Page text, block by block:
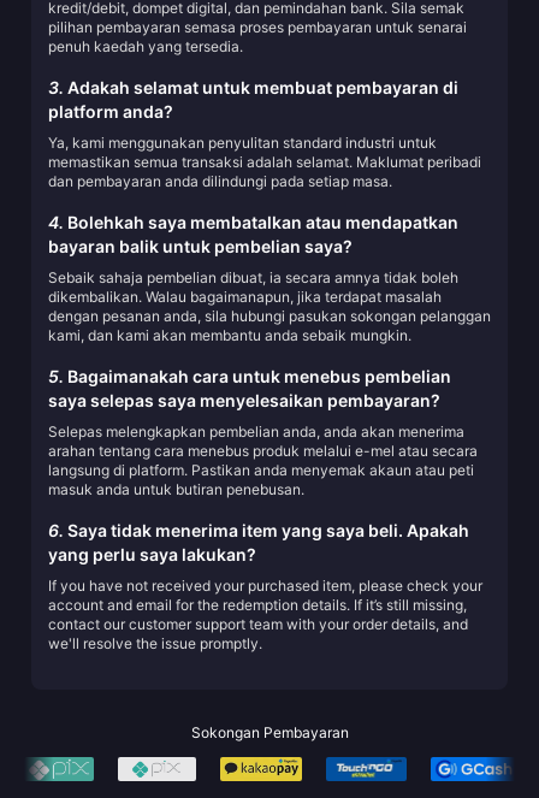
kredit/debit, dompet digital, dan pemindahan bank. Sila semak
pilihan pembayaran semasa proses pembayaran untuk senarai
penuh kaedah yang tersedia.
3. Adakah selamat untuk membuat pembayaran di
platform anda?
Ya, kami menggunakan penyulitan standard industri untuk
memastikan semua transaksi adalah selamat. Maklumat peribadi
dan pembayaran anda dilindungi pada setiap masa.
4. Bolehkah saya membatalkan atau mendapatkan
bayaran balik untuk pembelian saya?
Sebaik sahaja pembelian dibuat, ia secara amnya tidak boleh
dikembalikan. Walau bagaimanapun, jika terdapat masalah
dengan pesanan anda, sila hubungi pasukan sokongan pelanggan
kami, dan kami akan membantu anda sebaik mungkin.
5. Bagaimanakah cara untuk menebus pembelian
saya selepas saya menyelesaikan pembayaran?
Selepas melengkapkan pembelian anda, anda akan menerima
arahan tentang cara menebus produk melalui e-mel atau secara
langsung di platform. Pastikan anda menyemak akaun atau peti
masuk anda untuk butiran penebusan.
6. Saya tidak menerima item yang saya beli. Apakah
yang perlu saya lakukan?
If you have not received your purchased item, please check your
account and email for the redemption details. If it’s still missing,
contact our customer support team with your order details, and
we'll resolve the issue promptly.
Sokongan Pembayaran